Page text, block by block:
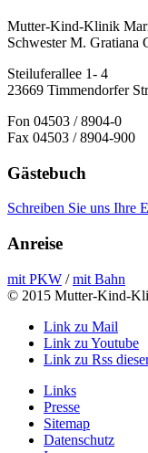
Mutter-Kind-Klinik
Schwester M. Gratiana
Steiluferallee 1- 4
23669 Timmendorfer
Fon 04503 / 8904-0
Fax 04503 / 8904-900
Gästebuch
Schreiben Sie uns Ihre
Anreise
mit PKW /mit Bahn
© 2015 Mutter-Kind-
Link zu Mail
Link zu Youtube
Link zu Rss
Links
Presse
Sitemap
Datenschutz